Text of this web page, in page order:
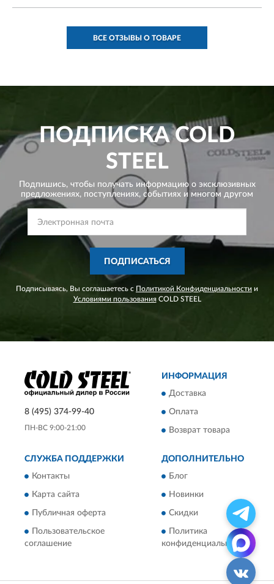
ВСЕ ОТЗЫВЫ О ТОВАРЕ
ПОДПИСКАCOLD
STEEL
Подпишись, чтобы получать информацию о эксклюзивных
предложениях, поступлениях, событиях и многом другом
ПОДПИСАТЬСЯ
Подписываясь, Вы соглашаетесь с Политикой Конфиденциальности и
Условиями пользованияCOLD STEEL
8 (495) 374-99-40
ПН-ВС 9:00-21:00
ИНФОРМАЦИЯ
Доставка
Оплата
Возврат товара
СЛУЖБА ПОДДЕРЖКИ
Контакты
Карта сайта
Публичная оферта
Пользовательское
соглашение
ДОПОЛНИТЕЛЬНО
Блог
Новинки
Скидки
Политика
конфиденциальности